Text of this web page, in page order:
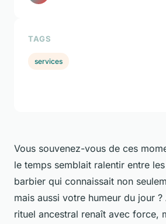
Vous souvenez-vous de ces
le temps semblait ralentir entre les
barbier qui connaissait non
mais aussi votre humeur du jour
rituel ancestral renaît avec force,
TAGS
services